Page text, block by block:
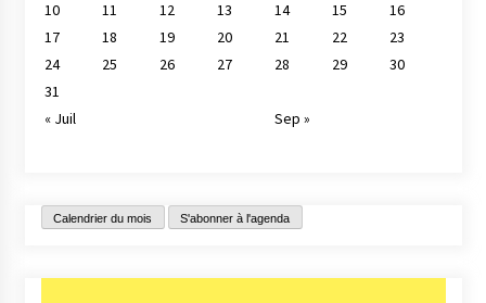
10
11 12 13 14 15
16
17
18 19 20 21 22
23
24
25 26 27 28 29
30
31
« Juil
Sep »
Calendrier du mois S'abonner à l'agenda